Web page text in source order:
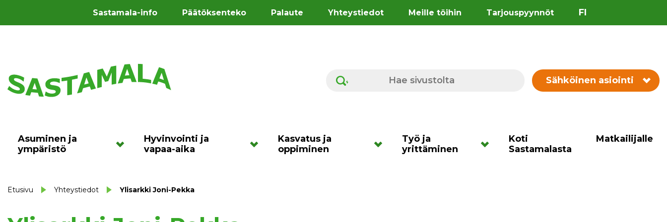
Sastamala-info Päätöksenteko Palaute Yhteystiedot Meille töihin Tarjouspyynnöt FI
Hae sivustolta Sähköinen asiointi
Asuminen ja
ympäristö
Hyvinvointi ja
vapaa-aika
Kasvatus ja
oppiminen
Työ ja
yrittäminen
Koti
Sastamalasta
Matkailijalle
Etusivu Yhteystiedot Ylisarkki Joni-Pekka